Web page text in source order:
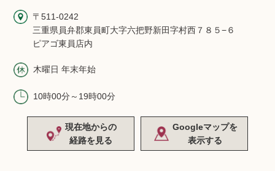
〒511-0242
三重県員弁郡東員町大字六把野新田字村西７８５−６
ピアゴ東員店内
木曜日 年末年始
10時00分～19時00分
現在地からの
経路を見る
Googleマップを
表示する